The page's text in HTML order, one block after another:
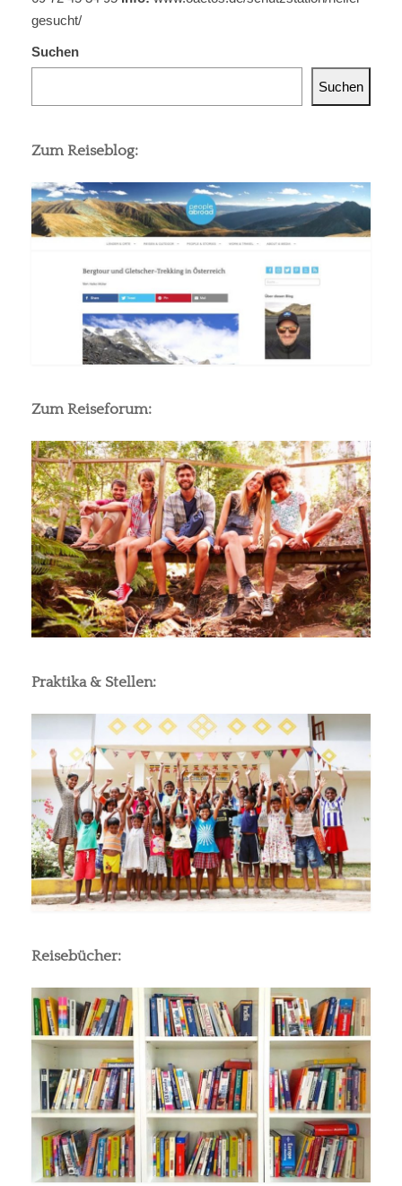
gesucht/
Suchen
Suchen
Zum Reiseblog:
Zum Reiseforum:
Praktika & Stellen:
Reisebücher: